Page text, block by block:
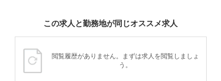
この求人と勤務地が同じオススメ求人
閲覧履歴がありません。まずは求人を閲覧しましょ
う。